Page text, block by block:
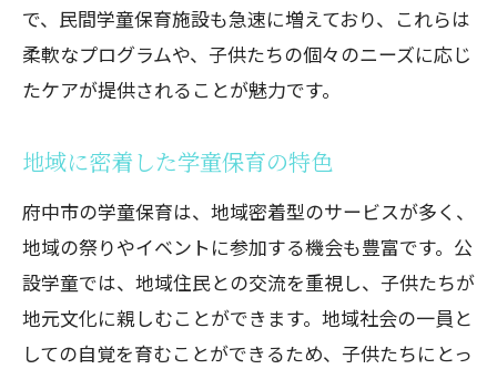
入れる
安心して学童に預けるためのポイント
地域コミュニティとの連携強化
子供の成長を見守るサポート体制
学童保育施設の安全基準について
保護者としての心構えと準備
学童保育のサービス内容を深掘り府中市での
選択基準
で、民間学童保育施設も急速に増えており、これらは
柔軟なプログラムや、子供たちの個々のニーズに応じ
たケアが提供されることが魅力です。
地域に密着した学童保育の特色
府中市の学童保育は、地域密着型のサービスが多く、
地域の祭りやイベントに参加する機会も豊富です。公
設学童では、地域住民との交流を重視し、子供たちが
地元文化に親しむことができます。地域社会の一員と
しての自覚を育むことができるため、子供たちにとっ